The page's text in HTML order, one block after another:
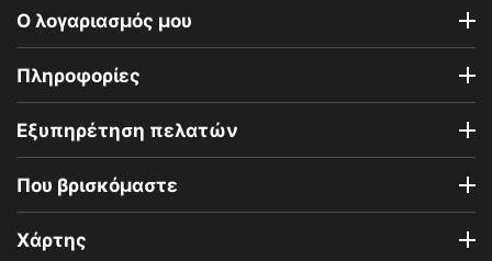
Ο λογαριασμός μου
Πληροφορίες
Εξυπηρέτηση πελατών
Που βρισκόμαστε
Χάρτης